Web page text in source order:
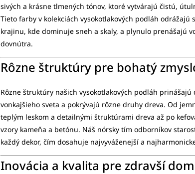
sivých a krásne tlmených tónov, ktoré vytvárajú čistú,
Tieto farby v kolekciách vysokotlakových podláh odrážajú
krajinu, kde dominuje sneh a skaly, a plynulo prenášajú
dovnútra.
Rôzne štruktúry pre bohatý
Rôzne štruktúry našich vysokotlakových podláh
vonkajšieho sveta a pokrývajú rôzne druhy dreva. Od
teplým leskom a detailnými štruktúrami dreva až po
vzory kameňa a betónu. Náš nórsky tím odborníkov
každý dekor, čím dosahuje najvyváženejší a
Inovácia a kvalita pre zdravší